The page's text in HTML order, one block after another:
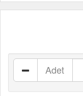
Adet